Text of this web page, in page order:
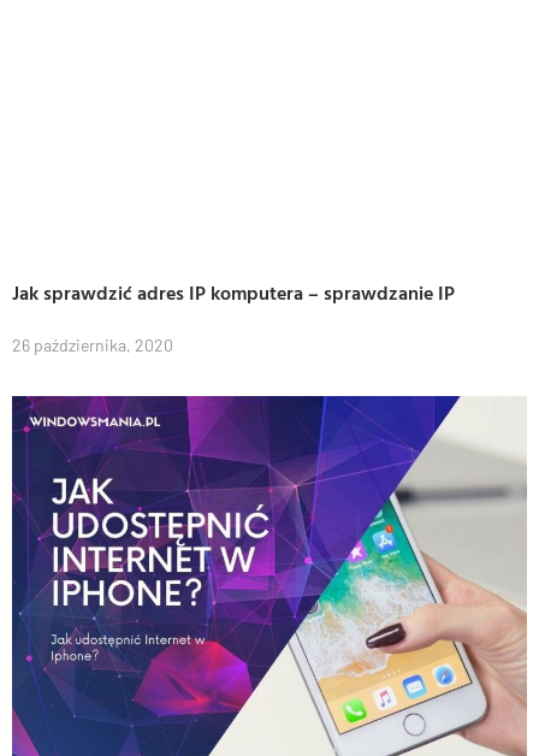
Jak sprawdzić adres IP komputera – sprawdzanie IP
26 października, 2020